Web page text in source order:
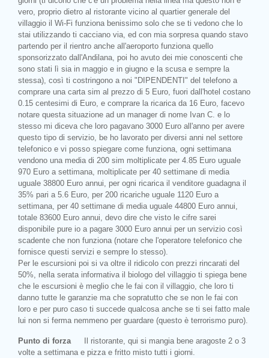
vero, proprio dietro al ristorante vicino al quartier generale del
villaggio il Wi-Fi funziona benissimo solo che se ti vedono che lo
stai utilizzando ti cacciano via, ed con mia sorpresa quando stavo
partendo per il rientro anche all'aeroporto funziona quello
sponsorizzato dall'Andilana, poi ho avuto dei mie conoscenti che
sono stati lì sia in maggio e in giugno e la scusa e sempre la
stessa), così ti costringono a noi "DIPENDENTI" del telefono a
comprare una carta sim al prezzo di 5 Euro, fuori dall'hotel costano
0.15 centesimi di Euro, e comprare la ricarica da 16 Euro, facevo
notare questa situazione ad un manager di nome Ivan C. e lo
stesso mi diceva che loro pagavano 3000 Euro all'anno per avere
questo tipo di servizio, be ho lavorato per diversi anni nel settore
telefonico e vi posso spiegare come funziona, ogni settimana
vendono una media di 200 sim moltiplicate per 4.85 Euro uguale
970 Euro a settimana, moltiplicate per 40 settimane di media
uguale 38800 Euro annui, per ogni ricarica il venditore guadagna il
35% pari a 5.6 Euro, per 200 ricariche uguale 1120 Euro a
settimana, per 40 settimane di media uguale 44800 Euro annui,
totale 83600 Euro annui, devo dire che visto le cifre sarei
disponibile pure io a pagare 3000 Euro annui per un servizio così
scadente che non funziona (notare che l'operatore telefonico che
fornisce questi servizi e sempre lo stesso).
Per le escursioni poi si va oltre il ridicolo con prezzi rincarati del
50%, nella serata informativa il biologo del villaggio ti spiega bene
che le escursioni è meglio che le fai con il villaggio, che loro ti
danno tutte le garanzie ma che sopratutto che se non le fai con
loro e per puro caso ti succede qualcosa anche se ti sei fatto male
lui non si ferma nemmeno per guardare (questo è terrorismo puro).
Punto di forza
Il ristorante, qui si mangia bene aragoste 2 o 3
volte a settimana e pizza e fritto misto tutti i giorni.